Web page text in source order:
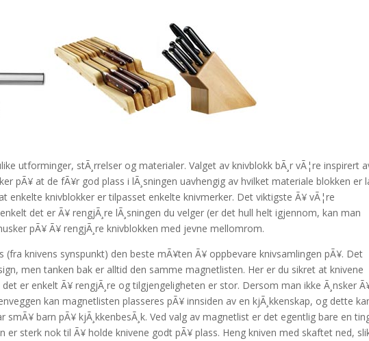
utforminger, stÃ¸rrelser og materialer. Valget av knivblokk bÃ¸r vÃ¦re inspirert
pÃ¥ at de fÃ¥r god plass i lÃ¸sningen uavhengig av hvilket materiale blokken er
enkelte knivblokker er tilpasset enkelte knivmerker. Det viktigste Ã¥ vÃ¦re
det er Ã¥ rengjÃ¸re lÃ¸sningen du velger (er det hull helt igjennom, kan man
pÃ¥ Ã¥ rengjÃ¸re knivblokken med jevne mellomrom.
(fra knivens synspunkt) den beste mÃ¥ten Ã¥ oppbevare knivsamlingen pÃ¥. Det
men tanken bak er alltid den samme magnetlisten. Her er du sikret at knivene
er enkelt Ã¥ rengjÃ¸re og tilgjengeligheten er stor. Dersom man ikke Ã¸nsker
kan magnetlisten plasseres pÃ¥ innsiden av en kjÃ¸kkenskap, og dette
smÃ¥ barn pÃ¥ kjÃ¸kkenbesÃ¸k. Ved valg av magnetlist er det egentlig bare en
er sterk nok til Ã¥ holde knivene godt pÃ¥ plass. Heng kniven med skaftet ned,